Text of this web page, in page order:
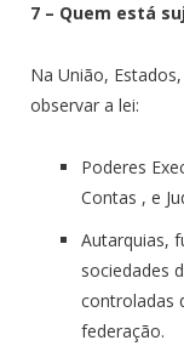
7 – Quem está
Na União,
observar a lei:
Poderes
Contas , e
Autarquias,
sociedades
controladas
federação.